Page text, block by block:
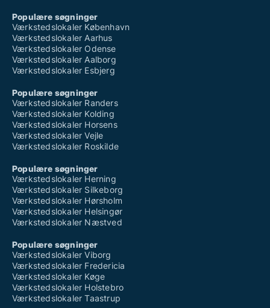
Populære søgninger
Værkstedslokaler København
Værkstedslokaler Aarhus
Værkstedslokaler Odense
Værkstedslokaler Aalborg
Værkstedslokaler Esbjerg
Populære søgninger
Værkstedslokaler Randers
Værkstedslokaler Kolding
Værkstedslokaler Horsens
Værkstedslokaler Vejle
Værkstedslokaler Roskilde
Populære søgninger
Værkstedslokaler Herning
Værkstedslokaler Silkeborg
Værkstedslokaler Hørsholm
Værkstedslokaler Helsingør
Værkstedslokaler Næstved
Populære søgninger
Værkstedslokaler Viborg
Værkstedslokaler Fredericia
Værkstedslokaler Køge
Værkstedslokaler Holstebro
Værkstedslokaler Taastrup